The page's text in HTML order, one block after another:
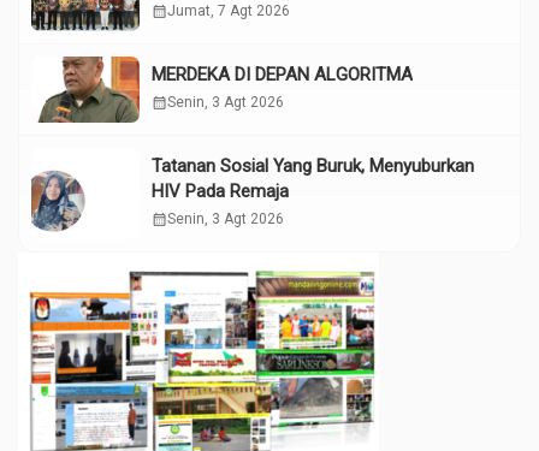
calendar_monthJumat, 7 Agt 2026
MERDEKA DI DEPAN ALGORITMA
calendar_monthSenin, 3 Agt 2026
Tatanan Sosial Yang Buruk, Menyuburkan
HIV Pada Remaja
calendar_monthSenin, 3 Agt 2026